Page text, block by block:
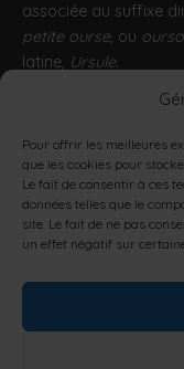
Pour offrir les meilleures
que les cookies pour
Le fait de consentir à ces
données telles que le
site. Le fait de ne pas
un effet négatif sur
associée au suffixe
petite ourse, ou
latine, Ursule.
http://
L’ABUS
LA